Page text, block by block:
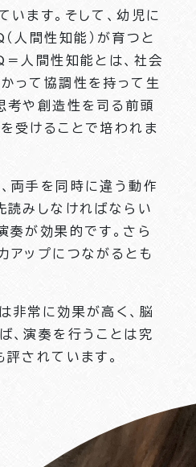
います。そして、幼児に
人間性知能）が育つと
人間性知能とは、社会
って協調性を持って生
考や創造性を司る前頭
受けることで培われま
両手を同時に違う動作
読みしなければならい
奏が効果的です。さら
アップにつながるとも
非常に効果が高く、脳
、演奏を行うことは究
評されています。